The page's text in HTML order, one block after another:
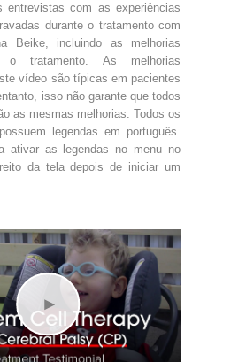
entrevistas com as experiências
durante o tratamento com
Beike, incluindo as melhorias
o tratamento. As melhorias
vídeo são típicas em pacientes
isso não garante que todos
as mesmas melhorias. Todos os
legendas em português.
ativar as legendas no menu no
da tela depois de iniciar um